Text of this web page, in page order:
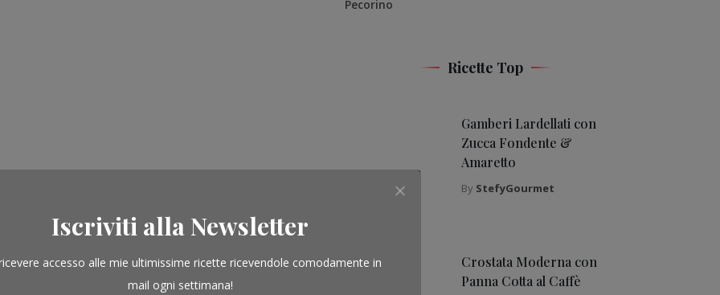
Iscriviti alla Newsletter
accesso alle mie ultimissime ricette ricevendole comodamente in
mail ogni settimana!
Pecorino
Ricette Top
Gamberi Lardellati con
Zucca Fondente &
Amaretto
By StefyGourmet
Crostata Moderna con
Panna Cotta al Caffè